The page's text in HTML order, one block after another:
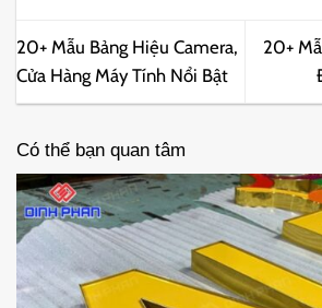
20+ Mẫu Bảng Hiệu Camera,
Cửa Hàng Máy Tính Nổi Bật
20+
Có thể bạn quan tâm